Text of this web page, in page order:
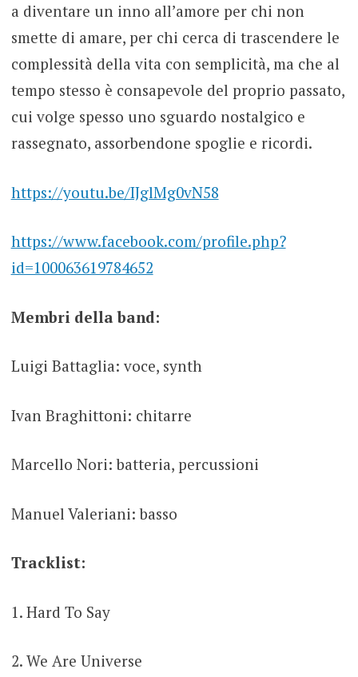
a diventare un inno all’amore per chi non
smette di amare, per chi cerca di trascendere le
complessità della vita con semplicità, ma che al
tempo stesso è consapevole del proprio passato,
cui volge spesso uno sguardo nostalgico e
rassegnato, assorbendone spoglie e ricordi.
https://youtu.be/IJglMg0vN58
https://www.facebook.com/profile.php?
id=100063619784652
Membri della band:
Luigi Battaglia: voce, synth
Ivan Braghittoni: chitarre
Marcello Nori: batteria, percussioni
Manuel Valeriani: basso
Tracklist:
1. Hard To Say
2. We Are Universe